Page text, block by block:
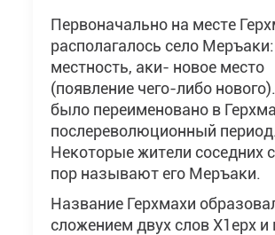
Первоначально на месте
располагалось село
местность, аки- новое место
(появление чего-либо
было переименовано в
послереволюционный период.
Некоторые жители соседних
пор называют его Меръаки.
Название Герхмахи
сложением двух слов Х1ерх и